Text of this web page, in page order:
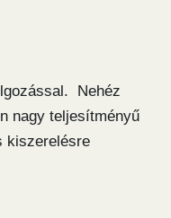
Nehéz
nagy teljesítményű
kiszerelésre